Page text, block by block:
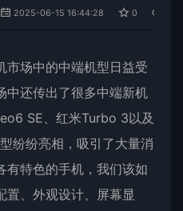
2025-06-15 16:44:28 0
市场中的中端机型日益受
中还传出了很多中端新机
SE、红米Turbo 3以及
纷纷亮相，吸引了大量消
有特色的手机，我们该如
置、外观设计、屏幕显